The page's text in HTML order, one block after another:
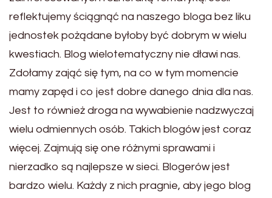
reflektujemy ściągnąć na naszego bloga bez liku
jednostek pożądane byłoby być dobrym w wielu
kwestiach. Blog wielotematyczny nie dławi nas.
Zdołamy zająć się tym, na co w tym momencie
mamy zapęd i co jest dobre danego dnia dla nas.
Jest to również droga na wywabienie nadzwyczaj
wielu odmiennych osób. Takich blogów jest coraz
więcej. Zajmują się one różnymi sprawami i
nierzadko są najlepsze w sieci. Blogerów jest
bardzo wielu. Każdy z nich pragnie, aby jego blog